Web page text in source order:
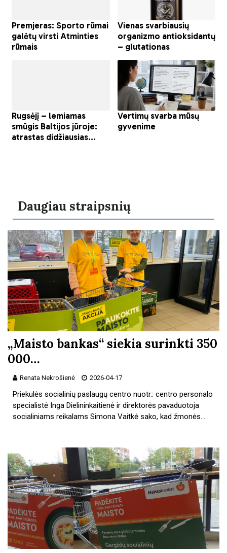
Daugiau straipsnių
„Maisto bankas“ siekia surinkti 350
000…
Renata Nekrošienė 2026-04-17
Priekulės socialinių paslaugų centro nuotr.: centro personalo
specialistė Inga Dielininkaitienė ir direktorės pavaduotoja
socialiniams reikalams Simona Vaitkė sako, kad žmonės…